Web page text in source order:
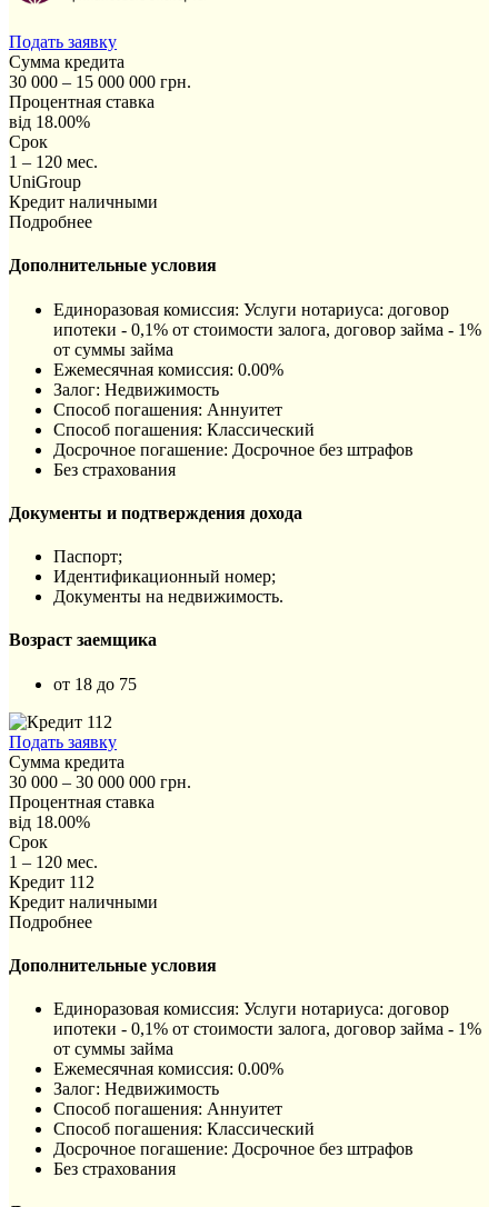
Подать заявку
Сумма кредита
30 000 – 15 000 000 грн.
Процентная ставка
від 18.00%
Срок
1 – 120 мес.
UniGroup
Кредит наличными
Подробнее
Дополнительные условия
Единоразовая комиссия: Услуги нотариуса: договор
ипотеки - 0,1% от стоимости залога, договор займа - 1%
от суммы займа
Ежемесячная комиссия: 0.00%
Залог: Недвижимость
Способ погашения: Aннуитет
Способ погашения: Классический
Досрочное погашение: Досрочное без штрафов
Без страхования
Документы и подтверждения дохода
Паспорт;
Идентификационный номер;
Документы на недвижимость.
Возраст заемщика
от 18 до 75
Подать заявку
Сумма кредита
30 000 – 30 000 000 грн.
Процентная ставка
від 18.00%
Срок
1 – 120 мес.
Кредит 112
Кредит наличными
Подробнее
Дополнительные условия
Единоразовая комиссия: Услуги нотариуса: договор
ипотеки - 0,1% от стоимости залога, договор займа - 1%
от суммы займа
Ежемесячная комиссия: 0.00%
Залог: Недвижимость
Способ погашения: Aннуитет
Способ погашения: Классический
Досрочное погашение: Досрочное без штрафов
Без страхования